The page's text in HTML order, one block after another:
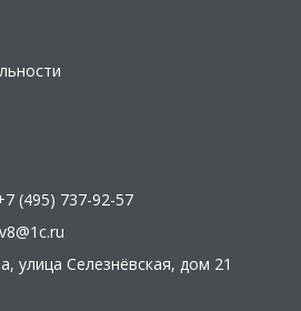
(495) 737-92-57
, улица Селезнёвская, дом 21